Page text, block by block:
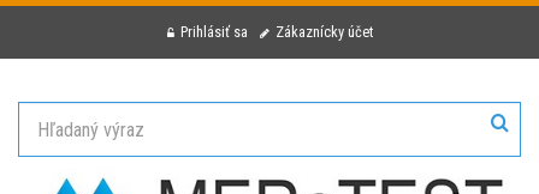
Prihlásiť sa Zákaznícky účet